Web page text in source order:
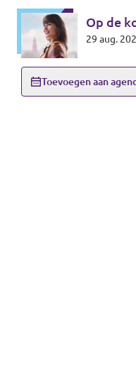
Op de
29 aug.
Toevoegen aan